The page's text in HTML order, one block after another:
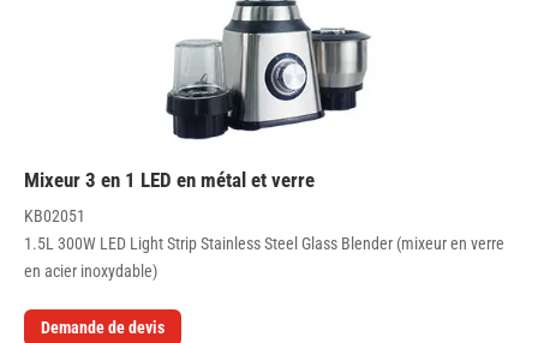
Mixeur 3 en 1 LED en métal et verre
KB02051
1.5L 300W LED Light Strip Stainless Steel Glass Blender (mixeur en verre
en acier inoxydable)
Demande de devis